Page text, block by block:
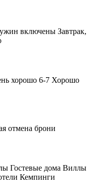
ужин включены Завтрак,
хорошо 6-7 Хорошо
отмена брони
Гостевые дома Виллы
Кемпинги